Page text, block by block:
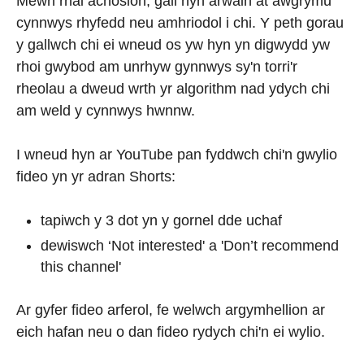
cynnwys rhyfedd neu amhriodol i chi. Y peth gorau
y gallwch chi ei wneud os yw hyn yn digwydd yw
rhoi gwybod am unrhyw gynnwys sy'n torri'r
rheolau a dweud wrth yr algorithm nad ydych chi
am weld y cynnwys hwnnw.
I wneud hyn ar YouTube pan fyddwch chi'n gwylio
fideo yn yr adran Shorts:
tapiwch y 3 dot yn y gornel dde uchaf
dewiswch ‘Not interested' a 'Don’t recommend
this channel'
Ar gyfer fideo arferol, fe welwch argymhellion ar
eich hafan neu o dan fideo rydych chi'n ei wylio.